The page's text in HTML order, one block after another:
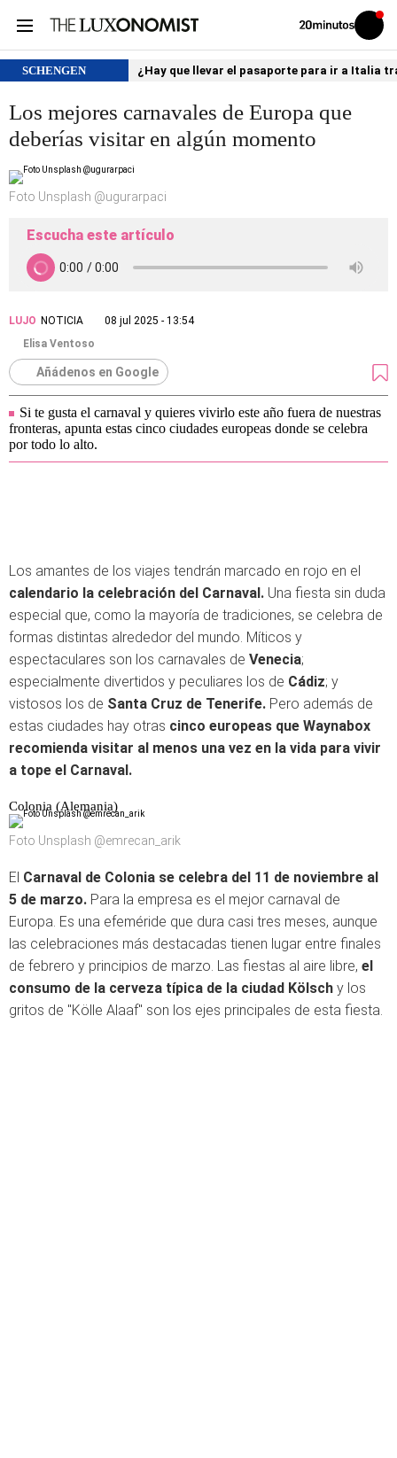
Volver
Iniciar
sesión
SCHENGEN ¿Hay que llevar el pasaporte para ir a Italia
Los mejores carnavales de Europa que
deberías visitar en algún momento
Foto Unsplash @ugurarpaci
Escucha este artículo
LUJO NOTICIA
08 jul 2025 - 13:54
Elisa Ventoso
Añádenos en Google
Si te gusta el carnaval y quieres vivirlo este año fuera de nuestras
fronteras, apunta estas cinco ciudades europeas donde se celebra
por todo lo alto.
Los amantes de los viajes tendrán marcado en rojo en el
calendario la celebración del Carnaval. Una fiesta sin duda
especial que, como la mayoría de tradiciones, se celebra de
formas distintas alrededor del mundo. Míticos y
espectaculares son los carnavales de Venecia;
especialmente divertidos y peculiares los de Cádiz; y
vistosos los de Santa Cruz de Tenerife. Pero además de
estas ciudades hay otras cinco europeas que Waynabox
recomienda visitar al menos una vez en la vida para vivir
a tope el Carnaval.
Colonia (Alemania)
Foto Unsplash @emrecan_arik
El Carnaval de Colonia se celebra del 11 de noviembre al
5 de marzo. Para la empresa es el mejor carnaval de
Europa. Es una efeméride que dura casi tres meses, aunque
las celebraciones más destacadas tienen lugar entre finales
de febrero y principios de marzo. Las fiestas al aire libre, el
consumo de la cerveza típica de la ciudad Kölsch y los
gritos de "Kölle Alaaf" son los ejes principales de esta fiesta.